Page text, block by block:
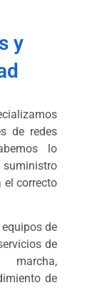
y
de redes
lo
suministro
el correcto
de
de
de